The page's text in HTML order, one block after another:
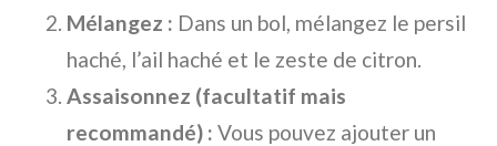
Mélangez : Dans un bol, mélangez le persil
haché, l’ail haché et le zeste de citron.
Assaisonnez (facultatif mais
recommandé) : Vous pouvez ajouter un